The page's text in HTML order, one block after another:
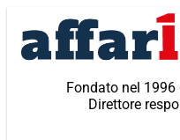
contenuto
Fondato nel
Direttore